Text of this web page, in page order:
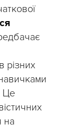
різних
Це
на